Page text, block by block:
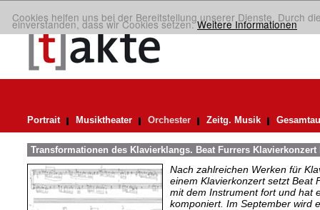
Cookies helfen uns bei der Bereitstellung unserer Dienste. Durch
einverstanden, dass wir Cookies setzen.Weitere Informationen
Portrait Musiktheater Orchester Zeitg. Musik
Transformationen des Klavierklangs. Beat Furrers Klavierkonzert
Nach zahlreichen Werken für
einem Klavierkonzert setzt Beat
mit dem Instrument fort und hat
komponiert. Im September wird